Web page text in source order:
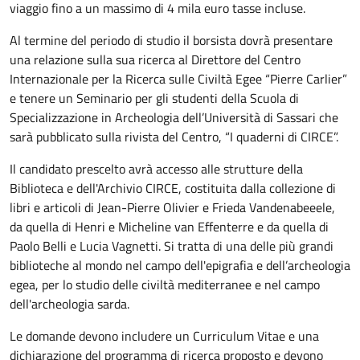
viaggio fino a un massimo di 4 mila euro tasse incluse.
Al termine del periodo di studio il borsista dovrà presentare
una relazione sulla sua ricerca al Direttore del Centro
Internazionale per la Ricerca sulle Civiltà Egee “Pierre Carlier”
e tenere un Seminario per gli studenti della Scuola di
Specializzazione in Archeologia dell’Università di Sassari che
sarà pubblicato sulla rivista del Centro, “I quaderni di CIRCE”.
Il candidato prescelto avrà accesso alle strutture della
Biblioteca e dell'Archivio CIRCE, costituita dalla collezione di
libri e articoli di Jean-Pierre Olivier e Frieda Vandenabeeele,
da quella di Henri e Micheline van Effenterre e da quella di
Paolo Belli e Lucia Vagnetti. Si tratta di una delle più grandi
biblioteche al mondo nel campo dell'epigrafia e dell’archeologia
egea, per lo studio delle civiltà mediterranee e nel campo
dell'archeologia sarda.
Le domande devono includere un Curriculum Vitae e una
dichiarazione del programma di ricerca proposto e devono